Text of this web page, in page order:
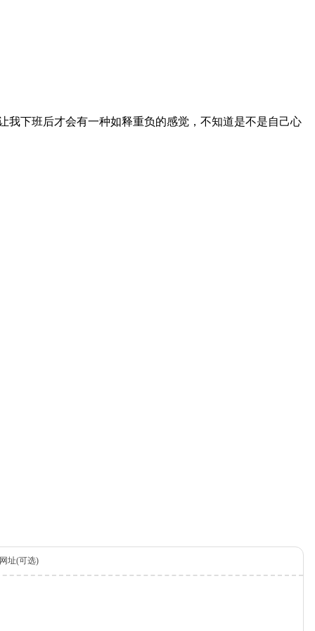
下班后才会有一种如释重负的感觉，不知道是不是自己心
网址(可选)